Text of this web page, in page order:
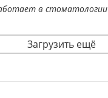
в стоматологии
Загрузить ещё